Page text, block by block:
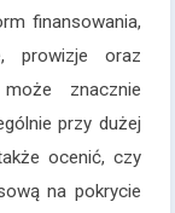
finansowania,
prowizje oraz
znacznie
przy dużej
ocenić, czy
na pokrycie